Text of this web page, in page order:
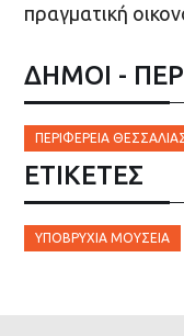
πραγματική
ΔΗΜΟΙ -
ΠΕΡΙΦΈΡΕΙΑ
ΕΤΙΚΈΤΕΣ
ΥΠΟΒΡΎΧΙΑ ΜΟΥΣΕΊΑ